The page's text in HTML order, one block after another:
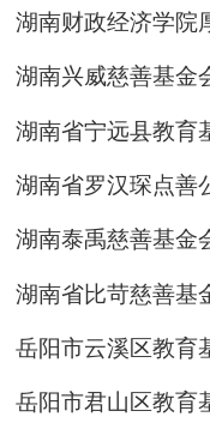
湖南财政经济学院
湖南兴威慈善基金
湖南省宁远县教育
湖南省罗汉琛点善
湖南泰禹慈善基金
湖南省比苛慈善基
岳阳市云溪区教育
岳阳市君山区教育